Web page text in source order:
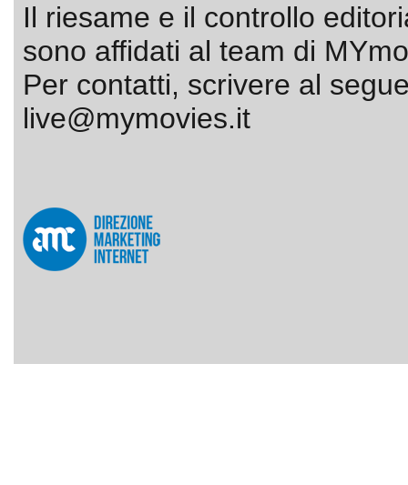
Il riesame e il controllo
sono affidati al team di
Per contatti, scrivere al
live@mymovies.it